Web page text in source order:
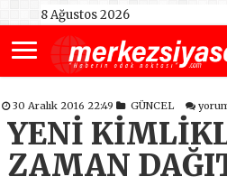
8 Ağustos 2026
30 Aralık 2016 22:49 GÜNCEL
YENİ
ZAMAN